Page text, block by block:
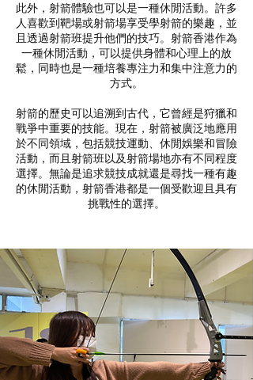
此外，射箭體驗也可以是一種休閒活動。許多
人喜歡到靶場或射箭場享受學射箭的樂趣，並
且透過射箭班提升他們的技巧。射箭香港作為
一種休閒活動，可以提供身體和心理上的放
鬆，同時也是一種培養專注力和集中注意力的
方式。
射箭的歷史可以追溯到古代，它曾經是狩獵和
戰爭中重要的技能。現在，射箭被廣泛地應用
於不同領域，包括競技運動、休閒娛樂和冒險
活動，而且射箭班以及射箭場地亦有不同程度
選擇。無論是追求競技成就還是尋找一種有趣
的休閒活動，射箭香港都是一個受歡迎且具有
挑戰性的選擇。